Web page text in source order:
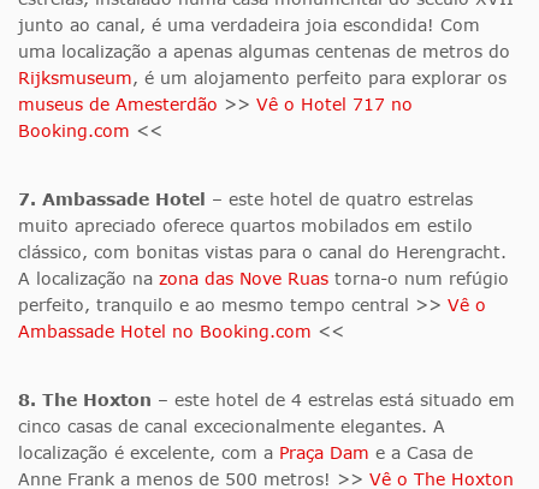
junto ao canal, é uma verdadeira joia escondida! Com
uma localização a apenas algumas centenas de metros do
Rijksmuseum, é um alojamento perfeito para explorar os
museus de Amesterdão >> Vê o Hotel 717 no
Booking.com <<
7. Ambassade Hotel – este hotel de quatro estrelas
muito apreciado oferece quartos mobilados em estilo
clássico, com bonitas vistas para o canal do Herengracht.
A localização na zona das Nove Ruas torna-o num refúgio
perfeito, tranquilo e ao mesmo tempo central >> Vê o
Ambassade Hotel no Booking.com <<
8. The Hoxton – este hotel de 4 estrelas está situado em
cinco casas de canal excecionalmente elegantes. A
localização é excelente, com a Praça Dam e a Casa de
Anne Frank a menos de 500 metros! >> Vê o The Hoxton